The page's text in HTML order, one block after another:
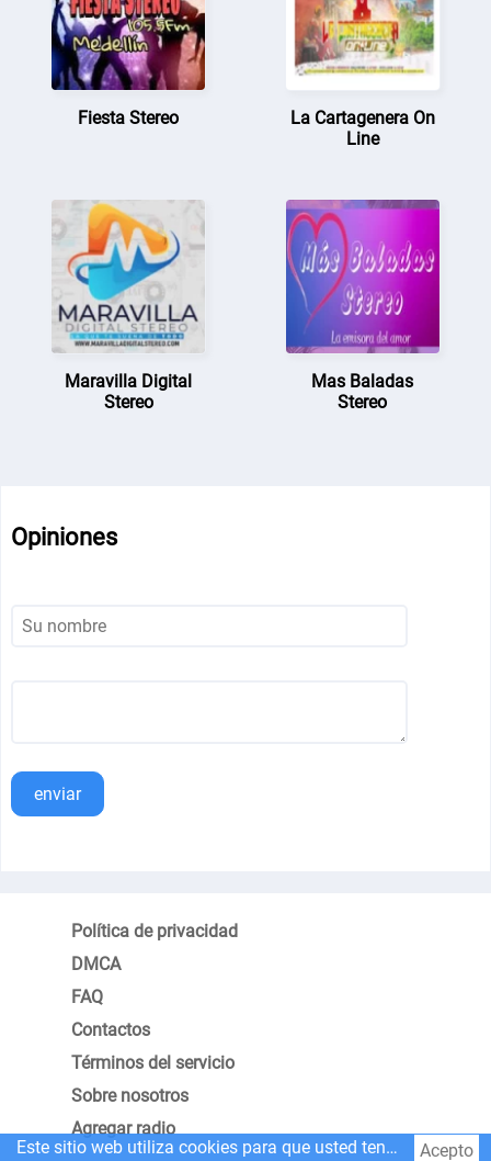
Fiesta Stereo
La Cartagenera On
Line
Maravilla Digital
Stereo
Mas Baladas
Stereo
Opiniones
enviar
Política de privacidad
DMCA
FAQ
Contactos
Términos del servicio
Sobre nosotros
Agregar radio
Este sitio web utiliza cookies para que usted tenga la mejor experiencia.
Acepto